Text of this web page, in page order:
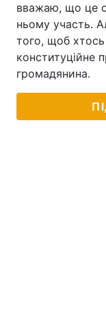
вважаю, що це
ньому участь.
того, щоб
конституційне
громадянина.